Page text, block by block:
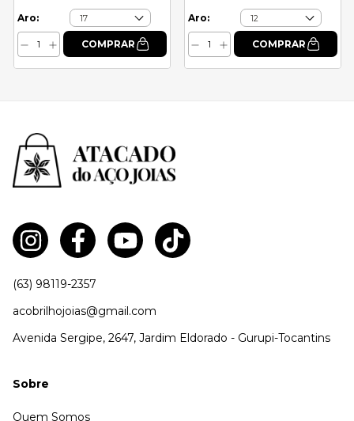
Aro: Aro:
(63) 98119-2357
acobrilhojoias@gmail.com
Avenida Sergipe, 2647, Jardim Eldorado - Gurupi-Tocantins
Sobre
Quem Somos